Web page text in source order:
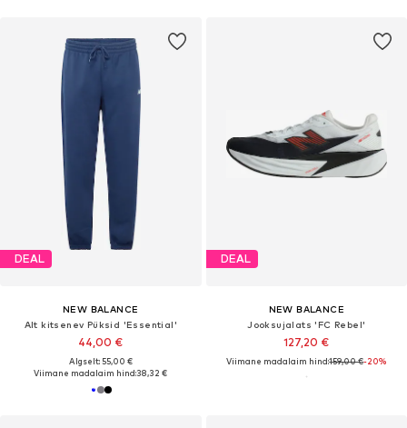
DEAL
NEW BALANCE
Alt kitsenev Püksid 'Essential'
44,00 €
Algselt: 55,00 €
Viimane madalaim hind:38,32 €
DEAL
NEW BALANCE
Jooksujalats 'FC Rebel'
127,20 €
Viimane madalaim hind:159,00 €-20%